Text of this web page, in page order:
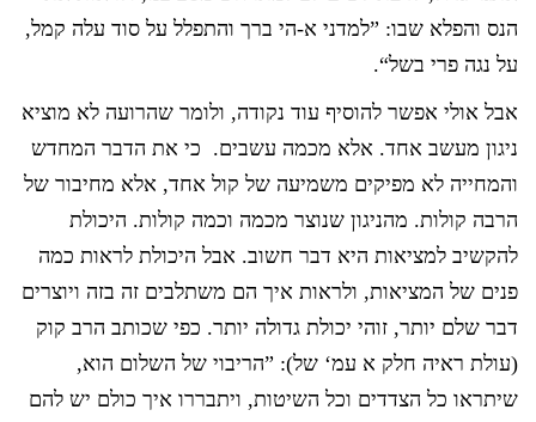
הנס והפלא שבו: ”למדני א-הי ברך והתפלל על סוד עלה קמל,
על נגה פרי בשל“.
אבל אולי אפשר להוסיף עוד נקודה, ולומר שהרועה לא מוציא
ניגון מעשב אחד. אלא מכמה עשבים. כי את הדבר המחדש
והמחייה לא מפיקים משמיעה של קול אחד, אלא מחיבור של
הרבה קולות. מהניגון שנוצר מכמה וכמה קולות. היכולת
להקשיב למציאות היא דבר חשוב. אבל היכולת לראות כמה
פנים של המציאות, ולראות איך הם משתלבים זה בזה ויוצרים
דבר שלם יותר, זוהי יכולת גדולה יותר. כפי שכותב הרב קוק
(עולת ראיה חלק א עמ‘ של): ”הריבוי של השלום הוא,
שיתראו כל הצדדים וכל השיטות, ויתבררו איך כולם יש להם